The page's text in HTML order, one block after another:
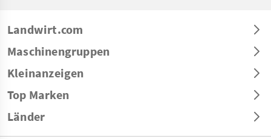
Landwirt.com
Maschinengruppen
Kleinanzeigen
Top Marken
Länder